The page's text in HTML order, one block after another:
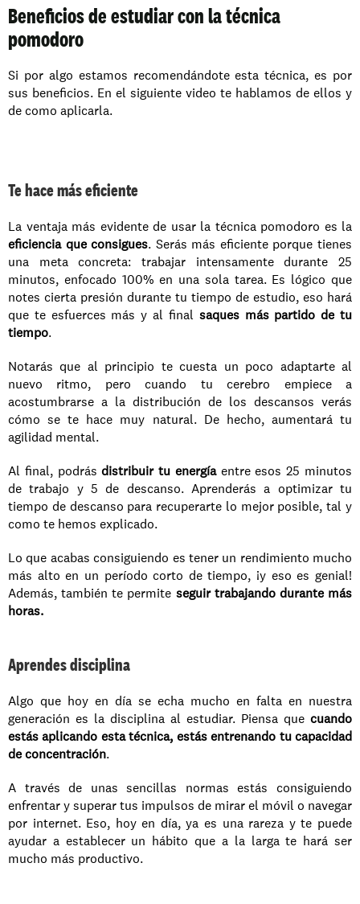
Beneficios de estudiar con la técnica
pomodoro
Si por algo estamos recomendándote esta técnica, es por
sus beneficios. En el siguiente video te hablamos de ellos y
de como aplicarla.
Te hace más eficiente
eficiencia que consigues. Serás más eficiente porque tienes
una meta concreta: trabajar intensamente durante 25
minutos, enfocado 100% en una sola tarea. Es lógico que
notes cierta presión durante tu tiempo de estudio, eso hará
que te esfuerces más y al final saques más partido de tu
tiempo.
Notarás que al principio te cuesta un poco adaptarte al
nuevo ritmo, pero cuando tu cerebro empiece a
acostumbrarse a la distribución de los descansos verás
cómo se te hace muy natural. De hecho, aumentará tu
agilidad mental.
Al final, podrás distribuir tu energía entre esos 25 minutos
de trabajo y 5 de descanso. Aprenderás a optimizar tu
tiempo de descanso para recuperarte lo mejor posible, tal y
como te hemos explicado.
Lo que acabas consiguiendo es tener un rendimiento mucho
más alto en un período corto de tiempo, ¡y eso es genial!
Además, también te permite seguir trabajando durante más
horas.
Aprendes disciplina
Algo que hoy en día se echa mucho en falta en nuestra
generación es la disciplina al estudiar. Piensa que cuando
estás aplicando esta técnica, estás entrenando tu capacidad
de concentración.
A través de unas sencillas normas estás consiguiendo
enfrentar y superar tus impulsos de mirar el móvil o navegar
por internet. Eso, hoy en día, ya es una rareza y te puede
ayudar a establecer un hábito que a la larga te hará ser
mucho más productivo.